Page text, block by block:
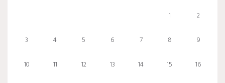
1 2
3 4 5 6 7 8 9
10 11 12 13 14 15 16